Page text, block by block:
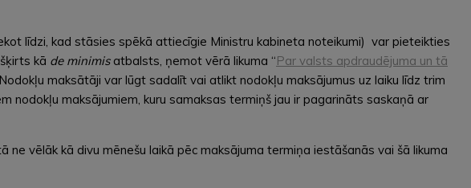
līdzi, kad stāsies spēkā attiecīgie Ministru kabineta noteikumi) var pieteikties
kā de minimisatbalsts, ņemot vērā likuma “Par valsts apdraudējuma un tā
maksātāji var lūgt sadalīt vai atlikt nodokļu maksājumus uz laiku līdz trim
nodokļu maksājumiem, kuru samaksas termiņš jau ir pagarināts saskaņā ar
vēlāk kā divu mēnešu laikā pēc maksājuma termiņa iestāšanās vai šā likuma